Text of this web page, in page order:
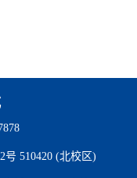
510420 (北校区)